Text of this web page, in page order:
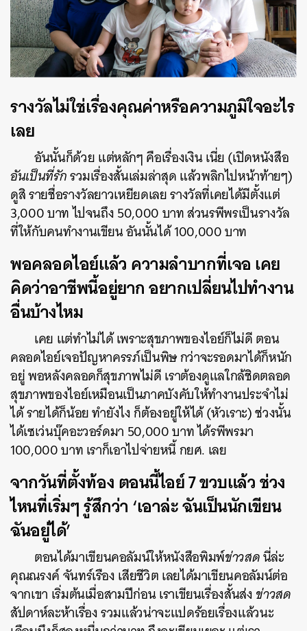
รางวัลไม่ใช่เรื่องคุณค่าหรือความภูมิใจอะไร
เลย
อันนั้นก็ด้วย แต่หลักๆ คือเรื่องเงิน เนี่ย (เปิดหนังสือ
อันเป็นที่รักรวมเรื่องสั้นเล่มล่าสุด แล้วพลิกไปหน้าท้ายๆ)
ดูสิ รายชื่อรางวัลยาวเหยียดเลย รางวัลที่เคยได้มีตั้งแต่
3,000 บาท ไปจนถึง 50,000 บาท ส่วนรพีพรเป็นรางวัล
ที่ให้กับคนทำงานเขียน อันนั้นได้ 100,000 บาท
พอคลอดไอย์แล้ว ความลำบากที่เจอ เคย
คิดว่าอาชีพนี้อยู่ยาก อยากเปลี่ยนไปทำงาน
อื่นบ้างไหม
เคย แต่ทำไม่ได้ เพราะสุขภาพของไอย์ก็ไม่ดี ตอน
คลอดไอย์เจอปัญหาครรภ์เป็นพิษ กว่าจะรอดมาได้ก็หนัก
อยู่ พอหลังคลอดก็สุขภาพไม่ดี เราต้องดูแลใกล้ชิดตลอด
สุขภาพของไอย์เหมือนเป็นภาคบังคับให้ทำงานประจำไม่
ได้ รายได้ก็น้อย ทำยังไง ก็ต้องอยู่ให้ได้ (หัวเราะ) ช่วงนั้น
ได้เซเว่นบุ๊คอะวอร์ดมา 50,000 บาท ได้รพีพรมา
100,000 บาท เราก็เอาไปจ่ายหนี้ กยศ. เลย
จากวันที่ตั้งท้อง ตอนนี้ไอย์7ขวบแล้ว ช่วง
ไหนที่เริ่มๆ รู้สึกว่า ‘เอาล่ะ ฉันเป็นนักเขียน
ฉันอยู่ได้’
ตอนได้มาเขียนคอลัมน์ให้หนังสือพิมพ์ข่าวสดนี่ล่ะ
คุณณรงค์ จันทร์เรือง เสียชีวิต เลยได้มาเขียนคอลัมน์ต่อ
จากเขา เริ่มต้นเมื่อสามปีก่อน เราเขียนเรื่องสั้นส่งข่าวสด
สัปดาห์ละห้าเรื่อง รวมแล้วน่าจะแปดร้อยเรื่องแล้วนะ
ค้นหา